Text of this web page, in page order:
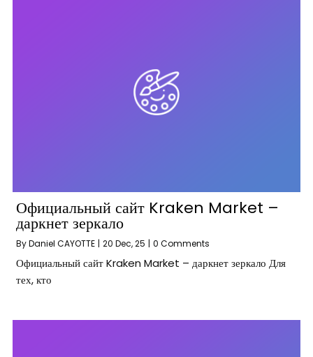
Официальный сайт Kraken Market –
даркнет зеркало
ByDaniel CAYOTTE | 20 Dec, 25 | 0 Comments
Официальный сайт Kraken Market – даркнет зеркало Для
тех, кто